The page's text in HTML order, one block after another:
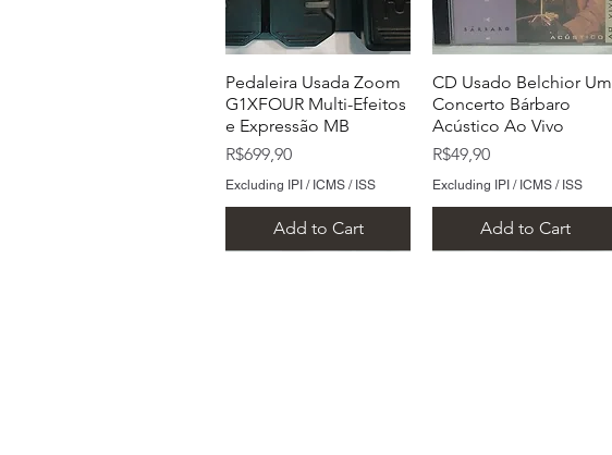
Pedaleira Usada Zoom
G1XFOUR Multi-Efeitos
e Expressão MB
Price
R$699,90
Excluding IPI / ICMS / ISS
Add to Cart
CD Usado Belchior Um
Concerto Bárbaro
Acústico Ao Vivo
Price
R$49,90
Excluding IPI / ICMS / ISS
Add to Cart